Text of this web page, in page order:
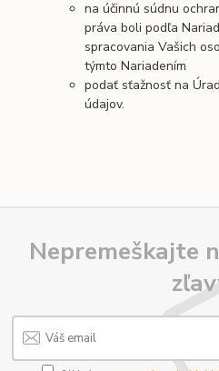
na účinnú súdnu
práva boli podľa
spracovania Vašich
týmto Nariadením
podať sťažnosť na
údajov.
Nepremeškajte